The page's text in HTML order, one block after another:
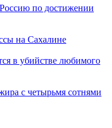
по достижении
на Сахалине
в убийстве любимого
с четырьмя сотнями